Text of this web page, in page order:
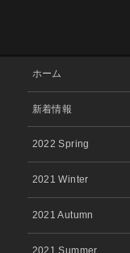
ホーム
新着情報
2022 Spring
2021 Winter
2021 Autumn
2021 Summer